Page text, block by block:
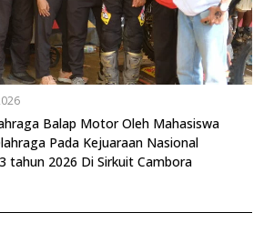
Balap Motor Oleh Mahasiswa
Pada Kejuaraan Nasional
tahun 2026 Di Sirkuit Cambora